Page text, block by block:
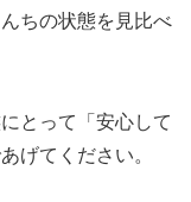
ちの状態を見比べ
とって「安心して
げてください。